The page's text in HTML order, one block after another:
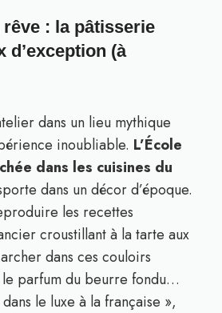
: la pâtisserie
d’exception (à
dans un lieu mythique
inoubliable. L’École
dans les cuisines du
dans un décor d’époque.
les recettes
croustillant à la tarte aux
dans ces couloirs
parfum du beurre fondu…
le luxe à la française »,